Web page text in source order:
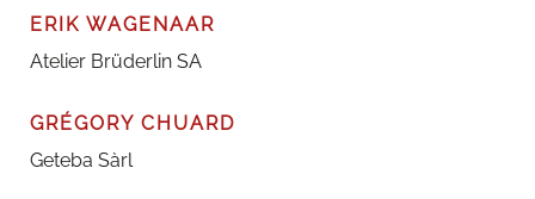
ERIK WAGENAAR
Atelier Brüderlin SA
GRÉGORY CHUARD
Geteba Sàrl